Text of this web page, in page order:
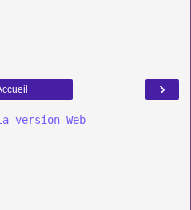
›
version Web